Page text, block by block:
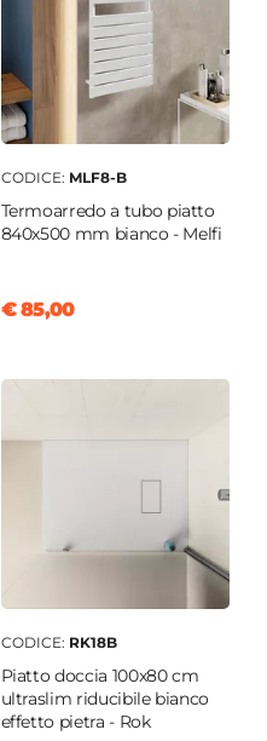
CODICE: MLF8-B
Termoarredo a tubo piatto
840x500 mm bianco - Melfi
€ 85,00
CODICE: RK18B
Piatto doccia 100x80 cm
ultraslim riducibile bianco
effetto pietra - Rok